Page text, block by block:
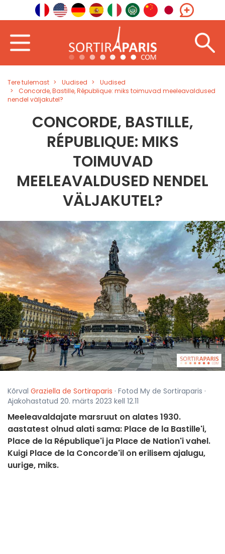
Tere tulemast Uudised
Uudised
Concorde, Bastille, République: miks toimuvad meeleavaldused
nendel väljakutel?
CONCORDE, BASTILLE,
RÉPUBLIQUE: MIKS
TOIMUVAD
MEELEAVALDUSED NENDEL
VÄLJAKUTEL?
Kõrval Graziella de Sortiraparis · Fotod My de Sortiraparis ·
Ajakohastatud 20. märts 2023 kell 12.11
Meeleavaldajate marsruut on alates 1930.
aastatest olnud alati sama: Place de la Bastille'i,
Place de la République'i ja Place de Nation'i vahel.
Kuigi Place de la Concorde'il on erilisem ajalugu,
uurige, miks.